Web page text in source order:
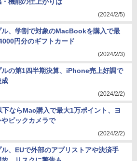
(2024/2/5)
ル、学割で対象のMacBookを購入で最
円分のギフトカード
(2024/2/3)
ルの第1四半期決算、iPhone売上好調で
成
(2024/2/2)
下ならMac購入で最大1万ポイント、ヨ
やビックカメラで
(2024/2/2)
ル、EUで外部のアプリストアや決済手